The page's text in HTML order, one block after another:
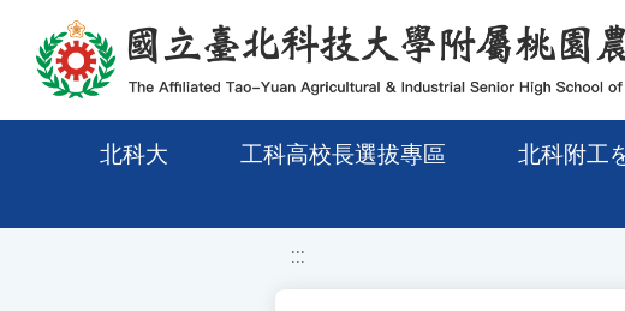
移至網頁之主要內容區位置
北科大 工科高校長選拔專區 北科附工
:::